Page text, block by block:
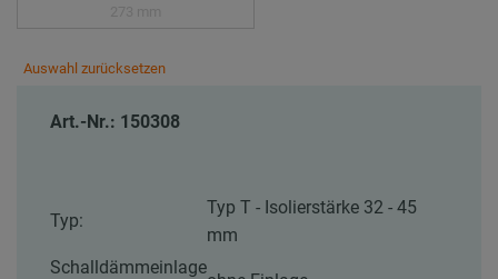
Auswahl zurücksetzen
Art.-Nr.: 150308
Typ:
Typ T - Isolierstärke 32 - 45
mm
Schalldämmeinlage